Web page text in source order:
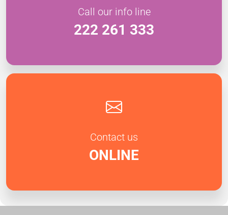
Call our info line
222 261 333
Contact us
ONLINE